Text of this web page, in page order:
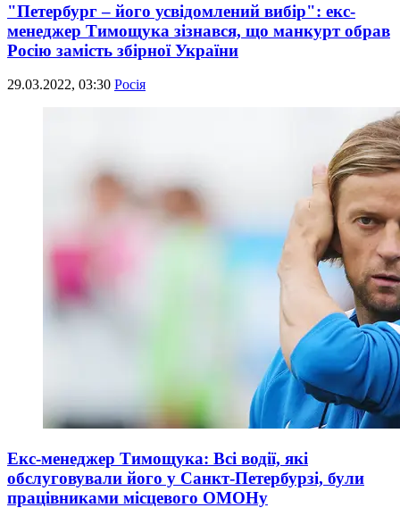
"Петербург – його усвідомлений вибір": екс-
менеджер Тимощука зізнався, що манкурт обрав
Росію замість збірної України
29.03.2022, 03:30 Росія
Екс-менеджер Тимощука: Всі водії, які
обслуговували його у Санкт-Петербурзі, були
працівниками місцевого ОМОНу